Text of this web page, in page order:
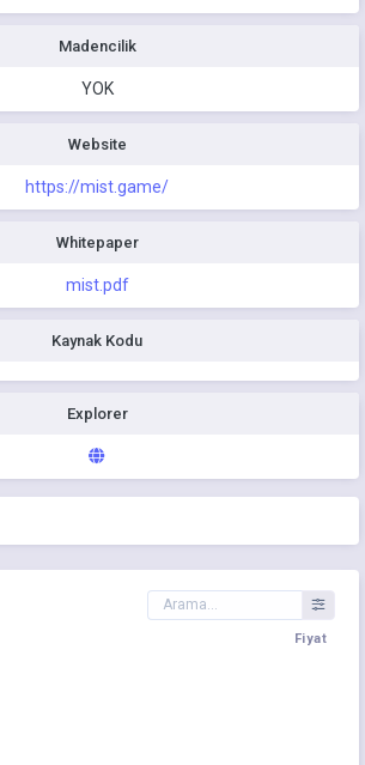
Madencilik
YOK
Website
https://mist.game/
Whitepaper
mist.pdf
Kaynak Kodu
Explorer
Fiyat